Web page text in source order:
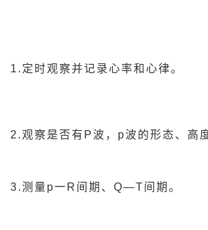
1.定时观察并记录心率和心律。
2.观察是否有P波，p波的形态、高
3.测量p一R间期、Q—T间期。